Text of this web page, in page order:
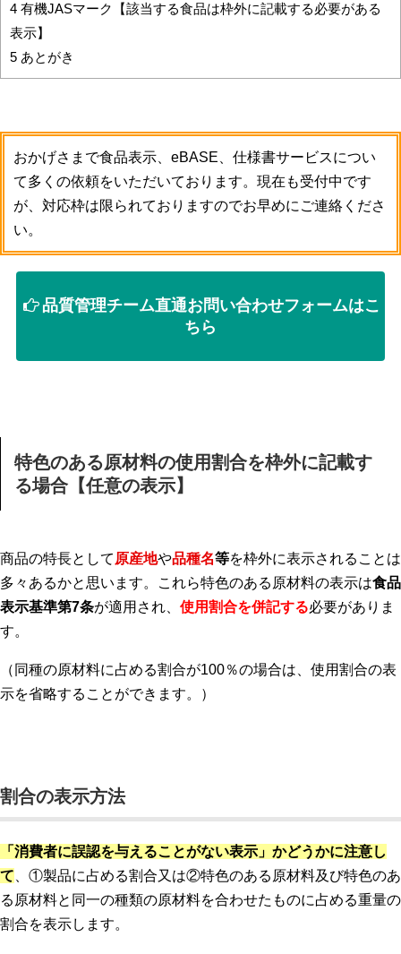
4 有機JASマーク【該当する食品は枠外に記載する必要がある
表示】
5 あとがき
おかげさまで食品表示、eBASE、仕様書サービスについ
て多くの依頼をいただいております。現在も受付中です
が、対応枠は限られておりますのでお早めにご連絡くださ
い。
品質管理チーム直通お問い合わせフォームはこ
ちら
特色のある原材料の使用割合を枠外に記載す
る場合【任意の表示】
商品の特長として 原産地や品種名等を枠外に表示されることは
多々あるかと思います。これら特色のある原材料の表示は食品
表示基準第7条が適用され、 使用割合を併記する必要がありま
す。
（同種の原材料に占める割合が100％の場合は、 使用割合の表
示を省略することができます。）
割合の表示方法
「消費者に誤認を与えることがない表示」かどうかに注意し
て 、①製品に占める割合又は②特色のある原材料及び特色のあ
る原材料と同一の種類の原材料を合わせたものに占める重量の
割合を表示します。